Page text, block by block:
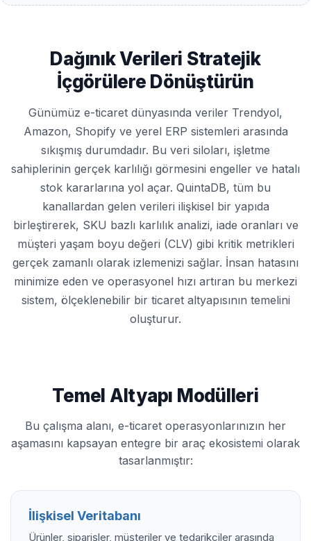
Dağınık Verileri Stratejik
İçgörülere Dönüştürün
Günümüz e-ticaret dünyasında veriler Trendyol,
Amazon, Shopify ve yerel ERP sistemleri arasında
sıkışmış durumdadır. Bu veri siloları, işletme
sahiplerinin gerçek karlılığı görmesini engeller ve hatalı
stok kararlarına yol açar. QuintaDB, tüm bu
kanallardan gelen verileri ilişkisel bir yapıda
birleştirerek, SKU bazlı karlılık analizi, iade oranları ve
müşteri yaşam boyu değeri (CLV) gibi kritik metrikleri
gerçek zamanlı olarak izlemenizi sağlar. İnsan hatasını
minimize eden ve operasyonel hızı artıran bu merkezi
sistem, ölçeklenebilir bir ticaret altyapısının temelini
oluşturur.
Temel Altyapı Modülleri
Bu çalışma alanı, e-ticaret operasyonlarınızın her
aşamasını kapsayan entegre bir araç ekosistemi olarak
tasarlanmıştır:
İlişkisel Veritabanı
Ürünler, siparişler, müşteriler ve tedarikçiler arasında